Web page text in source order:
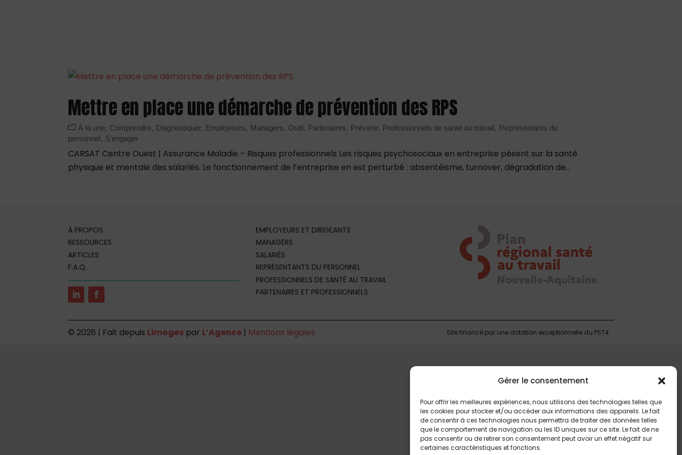
Gérer le consentement
Pour offrir les meilleures expériences, nous utilisons des technologies telles que
les cookies pour stocker et/ou accéder aux informations des appareils. Le fait
de consentir à ces technologies nous permettra de traiter des données telles
que le comportement de navigation ou les ID uniques sur ce site. Le fait de ne
pas consentir ou de retirer son consentement peut avoir un effet négatif sur
certaines caractéristiques et fonctions.
Mettre en place une démarche de prévention des RPS
À la une Comprendre Diagnostiquer Employeurs Managers Outil Partenaires Prévenir Professionnels de santé au travail
Représentants du
personnel
S'engager
CARSAT Centre Ouest | Assurance Maladie – Risques professionnels Les risques psychosociaux en entreprise pèsent sur la santé
physique et mentale des salariés. Le fonctionnement de l’entreprise en est perturbé : absentéisme, turnover, dégradation de...
À PROPOS
RESSOURCES
ARTICLES
F.A.Q.
EMPLOYEURS ET DIRIGEANTS
MANAGERS
SALARIÉS
REPRÉSENTANTS DU PERSONNEL
PROFESSIONNELS DE SANTÉ AU TRAVAIL
PARTENAIRES ET PROFESSIONNELS
© 2026 | Fait depuis Limoges par L’Agence | Mentions légales Site financé par une dotation exceptionnelle du PST4.